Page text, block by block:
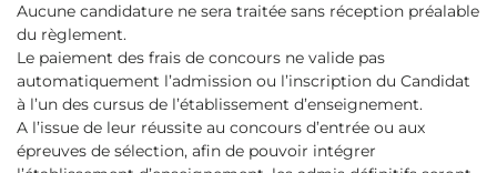
Aucune candidature ne sera traitée sans réception préalable
du règlement.
Le paiement des frais de concours ne valide pas
automatiquement l’admission ou l’inscription du Candidat
à l’un des cursus de l’établissement d’enseignement.
A l’issue de leur réussite au concours d’entrée ou aux
épreuves de sélection, afin de pouvoir intégrer